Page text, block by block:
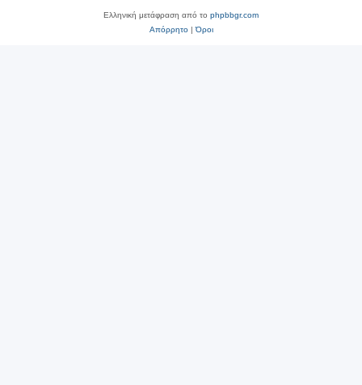
Ελληνική μετάφραση από το phpbbgr.com
Απόρρητο|Όροι